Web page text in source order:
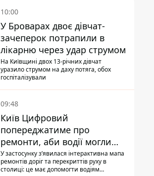
10:00
У Броварах двоє дівчат-
зачеперок потрапили в
лікарню через удар струмом
На Київщині двох 13-річних дівчат
уразило струмом на даху потяга, обох
госпіталізували
09:48
Київ Цифровий
попереджатиме про
ремонти, аби водії могли
уникати ділянок із заторами
У застосунку зʼявилася інтерактивна мапа
ремонтів доріг та перекриттів руху в
столиці: це має допомогти водіям